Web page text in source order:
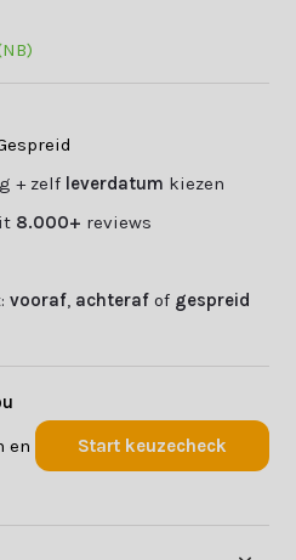
+ zelf leverdatum kiezen
8.000+ reviews
vooraf achteraf of gespreid
en
Start keuzecheck